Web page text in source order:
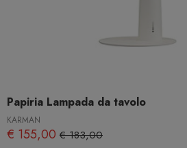
Papiria Lampada da tavolo
KARMAN
€ 155,00 € 183,00